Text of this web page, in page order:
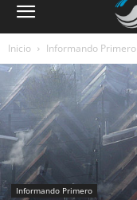
Inicio Informando Primero
Informando Primero